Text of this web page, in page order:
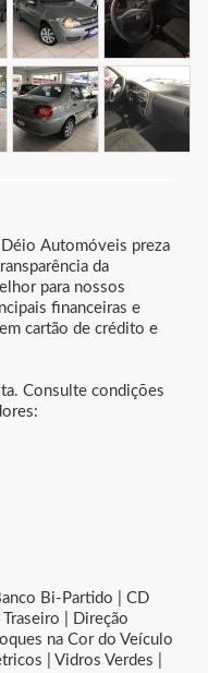
Automóveis preza
da
para nossos
financeiras e
cartão de crédito e
Consulte condições
Bi-Partido | CD
| Direção
na Cor do Veículo
| Vidros Verdes |